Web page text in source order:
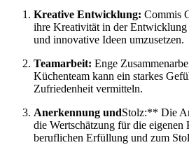
Kreative Entwicklung: Commis
ihre Kreativität in der Entwicklung
und innovative Ideen umzusetzen.
Teamarbeit: Enge
Küchenteam kann ein starkes
Zufriedenheit vermitteln.
Anerkennung undStolz:** Die
die Wertschätzung für die eigenen
beruflichen Erfüllung und zum